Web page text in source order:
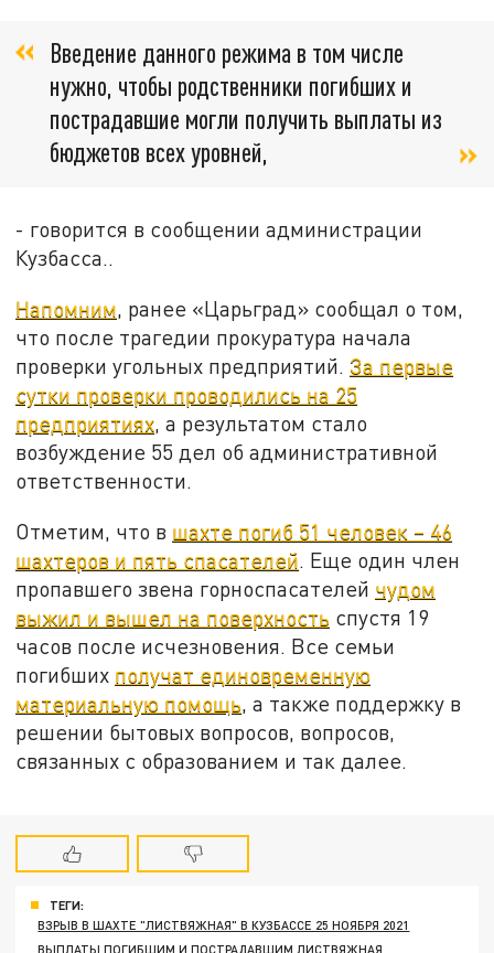
Введение данного режима в том числе
нужно, чтобы родственники погибших и
пострадавшие могли получить выплаты из
бюджетов всех уровней,
- говорится в сообщении администрации
Кузбасса..
Напомним, ранее «Царьград» сообщал о том,
что после трагедии прокуратура начала
проверки угольных предприятий. За первые
сутки проверки проводились на 25
предприятиях, а результатом стало
возбуждение 55 дел об административной
ответственности.
Отметим, что в шахте погиб 51 человек – 46
шахтеров и пять спасателей. Еще один член
пропавшего звена горноспасателей чудом
выжил и вышел на поверхность спустя 19
часов после исчезновения. Все семьи
погибших получат единовременную
материальную помощь, а также поддержку в
решении бытовых вопросов, вопросов,
связанных с образованием и так далее.
ТЕГИ:
ВЗРЫВ В ШАХТЕ "ЛИСТВЯЖНАЯ" В КУЗБАССЕ 25 НОЯБРЯ 2021
ВЫПЛАТЫ ПОГИБШИМ И ПОСТРАДАВШИМ ЛИСТВЯЖНАЯ